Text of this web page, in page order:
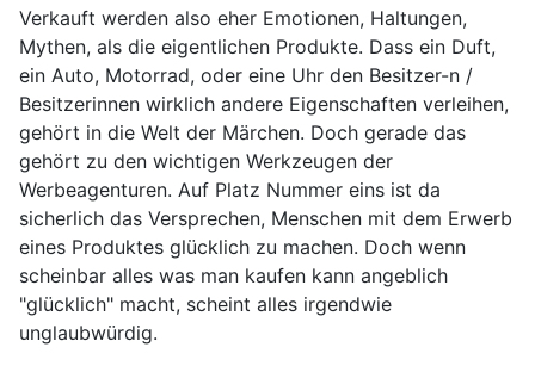
Verkauft werden also eher Emotionen, Haltungen,
Mythen, als die eigentlichen Produkte. Dass ein Duft,
ein Auto, Motorrad, oder eine Uhr den Besitzer-n /
Besitzerinnen wirklich andere Eigenschaften verleihen,
gehört in die Welt der Märchen. Doch gerade das
gehört zu den wichtigen Werkzeugen der
Werbeagenturen. Auf Platz Nummer eins ist da
sicherlich das Versprechen, Menschen mit dem Erwerb
eines Produktes glücklich zu machen. Doch wenn
scheinbar alles was man kaufen kann angeblich
"glücklich" macht, scheint alles irgendwie
unglaubwürdig.